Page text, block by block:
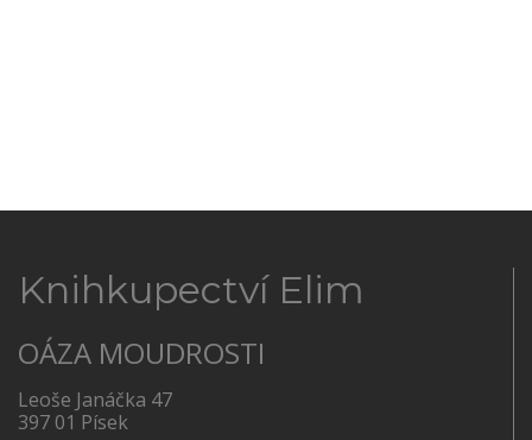
Knihkupectví Elim
OÁZA MOUDROSTI
Leoše Janáčka 47
397 01 Písek